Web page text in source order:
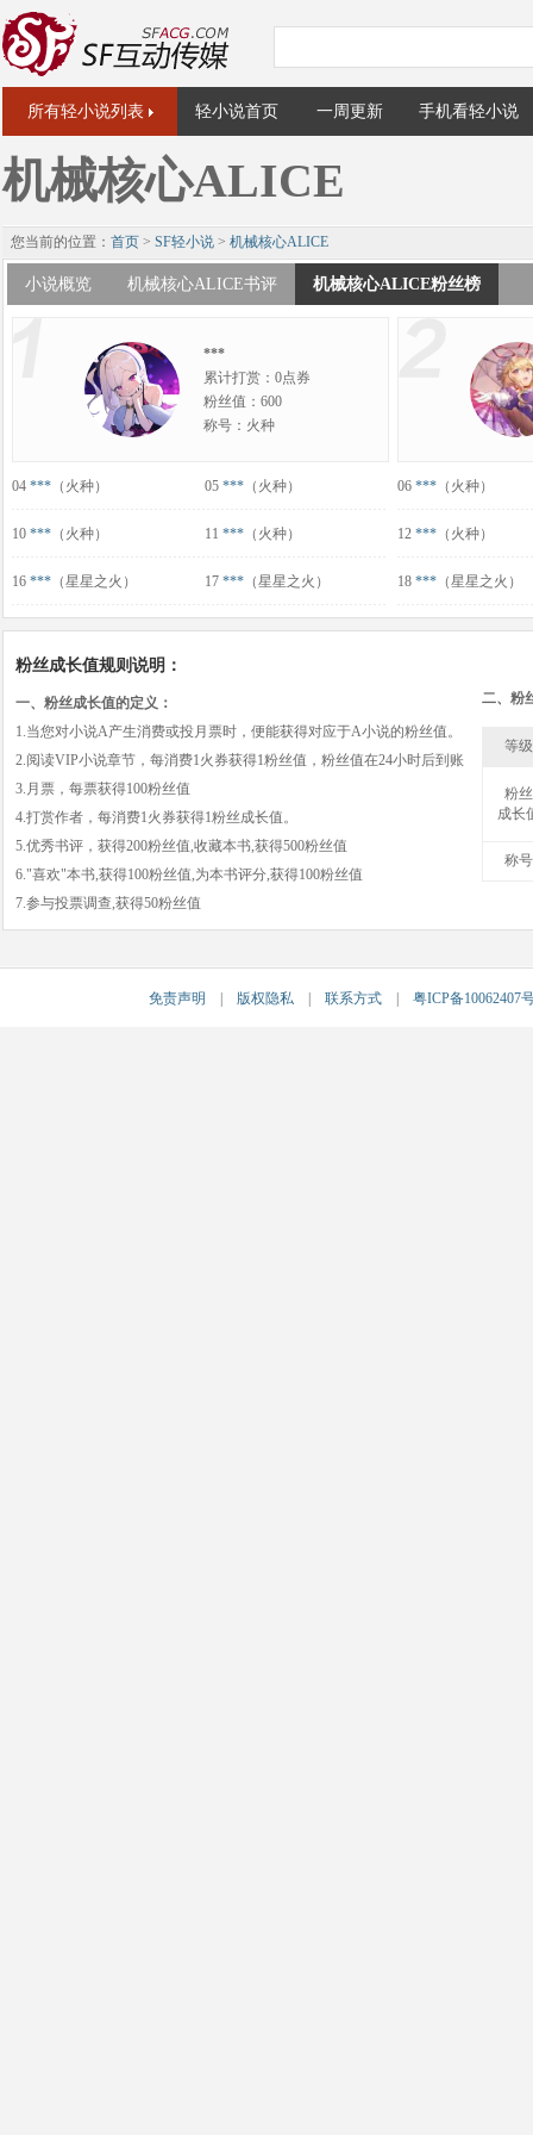
所有轻小说列表 轻小说首页 一周更新 手机看轻小说
机械核心ALICE
您当前的位置： 首页 > SF轻小说 > 机械核心ALICE
小说概览 机械核心ALICE书评 机械核心ALICE粉丝榜
***
累计打赏：0点券
粉丝值：600
称号：火种
04 *** （火种） 05 *** （火种） 06 *** （火种）
10 *** （火种） 11 *** （火种） 12 *** （火种）
16 *** （星星之火） 17 *** （星星之火） 18 *** （星星之火）
粉丝成长值规则说明：
一、粉丝成长值的定义：
1.当您对小说A产生消费或投月票时，便能获得对应于A小说的粉丝值。
2.阅读VIP小说章节，每消费1火券获得1粉丝值，粉丝值在24小时后到账
3.月票，每票获得100粉丝值
4.打赏作者，每消费1火券获得1粉丝成长值。
5.优秀书评，获得200粉丝值,收藏本书,获得500粉丝值
6."喜欢"本书,获得100粉丝值,为本书评分,获得100粉丝值
7.参与投票调查,获得50粉丝值
二、粉
等级
粉丝
成长
称号
免责声明 版权隐私 联系方式 粤ICP备10062407